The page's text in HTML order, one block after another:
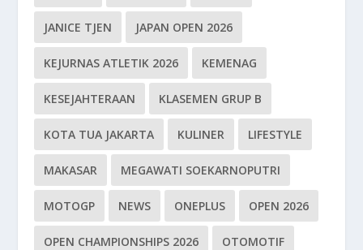
JANICE TJEN JAPAN OPEN 2026
KEJURNAS ATLETIK 2026 KEMENAG
KESEJAHTERAAN KLASEMEN GRUP B
KOTA TUA JAKARTA KULINER LIFESTYLE
MAKASAR MEGAWATI SOEKARNOPUTRI
MOTOGP NEWS ONEPLUS OPEN 2026
OPEN CHAMPIONSHIPS 2026 OTOMOTIF